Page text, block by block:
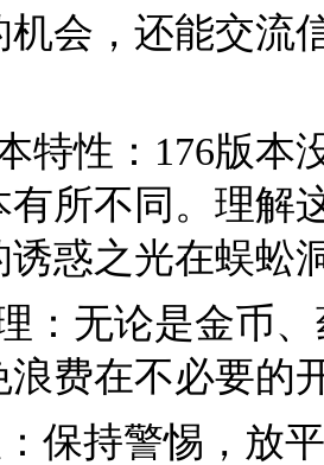
机会，还能交流
特性：176版本
有所不同。理解
诱惑之光在蜈蚣
：无论是金币
浪费在不必要的
保持警惕，放